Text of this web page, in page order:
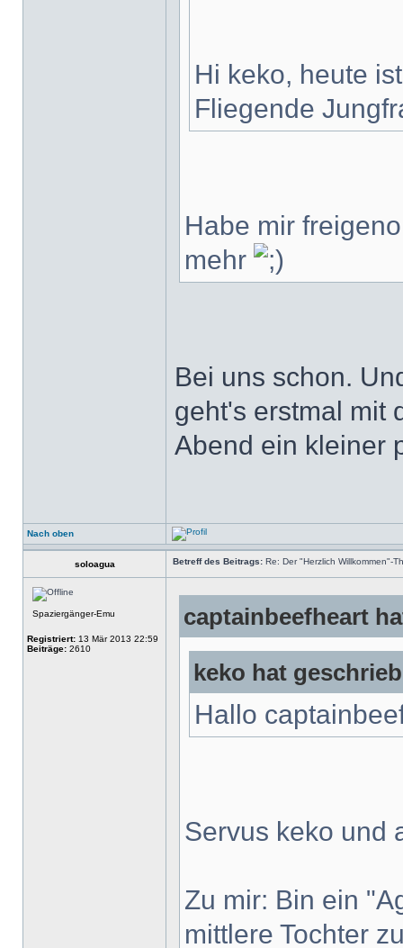
Hi keko, heute
Fliegende
Habe mir
mehr
Bei uns schon.
geht's erstmal mit
Abend ein kleiner
Nach oben
soloagua Betreff des Beitrags: Re: Der "Herzlich Willkommen"-
Spaziergänger-Emu
Registriert: 13 Mär 2013 22:59
Beiträge: 2610
captainbeefheart
keko hat
Hallo
Servus keko und
Zu mir: Bin ein
mittlere Tochter